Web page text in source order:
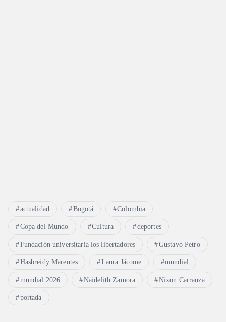
actualidad Bogotá Colombia
Copa del Mundo Cultura deportes
Fundación universitaria los libertadores Gustavo Petro
Hasbreidy Marentes Laura Jácome mundial
mundial 2026 Naidelith Zamora Nixon Carranza
portada